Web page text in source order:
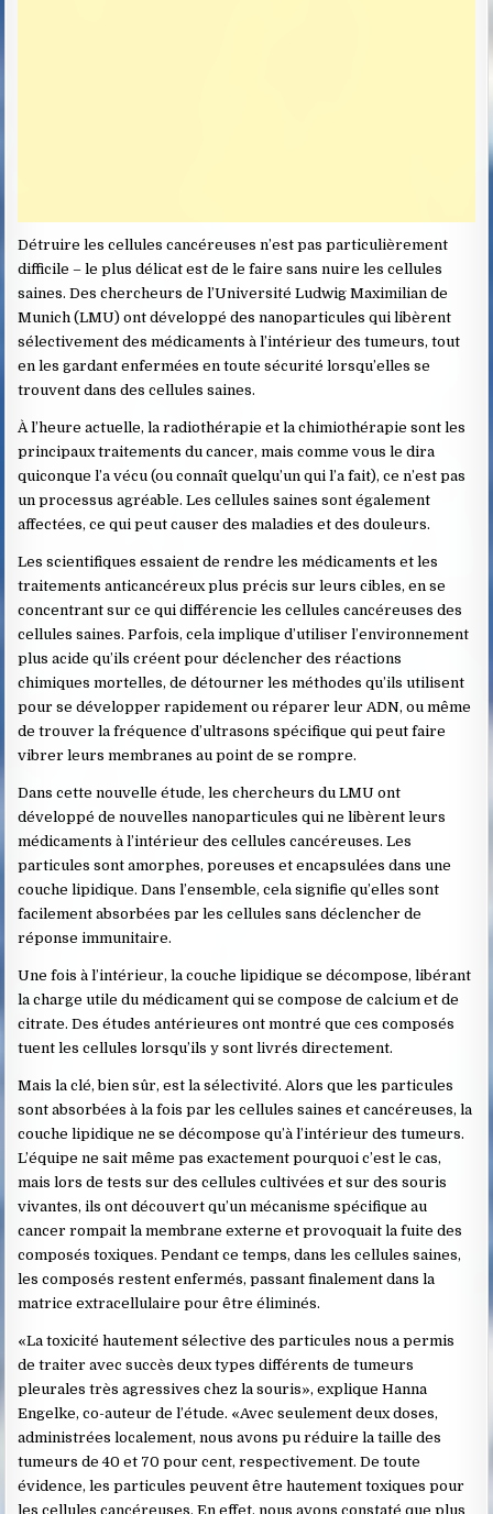
Détruire les cellules cancéreuses n’est pas particulièrement
difficile – le plus délicat est de le faire sans nuire les cellules
saines. Des chercheurs de l’Université Ludwig Maximilian de
Munich (LMU) ont développé des nanoparticules qui libèrent
sélectivement des médicaments à l’intérieur des tumeurs, tout
en les gardant enfermées en toute sécurité lorsqu’elles se
trouvent dans des cellules saines.
À l’heure actuelle, la radiothérapie et la chimiothérapie sont les
principaux traitements du cancer, mais comme vous le dira
quiconque l’a vécu (ou connaît quelqu’un qui l’a fait), ce n’est pas
un processus agréable. Les cellules saines sont également
affectées, ce qui peut causer des maladies et des douleurs.
Les scientifiques essaient de rendre les médicaments et les
traitements anticancéreux plus précis sur leurs cibles, en se
concentrant sur ce qui différencie les cellules cancéreuses des
cellules saines. Parfois, cela implique d’utiliser l’environnement
plus acide qu’ils créent pour déclencher des réactions
chimiques mortelles, de détourner les méthodes qu’ils utilisent
pour se développer rapidement ou réparer leur ADN, ou même
de trouver la fréquence d’ultrasons spécifique qui peut faire
vibrer leurs membranes au point de se rompre.
Dans cette nouvelle étude, les chercheurs du LMU ont
développé de nouvelles nanoparticules qui ne libèrent leurs
médicaments à l’intérieur des cellules cancéreuses. Les
particules sont amorphes, poreuses et encapsulées dans une
couche lipidique. Dans l’ensemble, cela signifie qu’elles sont
facilement absorbées par les cellules sans déclencher de
réponse immunitaire.
Une fois à l’intérieur, la couche lipidique se décompose, libérant
la charge utile du médicament qui se compose de calcium et de
citrate. Des études antérieures ont montré que ces composés
tuent les cellules lorsqu’ils y sont livrés directement.
Mais la clé, bien sûr, est la sélectivité. Alors que les particules
sont absorbées à la fois par les cellules saines et cancéreuses, la
couche lipidique ne se décompose qu’à l’intérieur des tumeurs.
L’équipe ne sait même pas exactement pourquoi c’est le cas,
mais lors de tests sur des cellules cultivées et sur des souris
vivantes, ils ont découvert qu’un mécanisme spécifique au
cancer rompait la membrane externe et provoquait la fuite des
composés toxiques. Pendant ce temps, dans les cellules saines,
les composés restent enfermés, passant finalement dans la
matrice extracellulaire pour être éliminés.
«La toxicité hautement sélective des particules nous a permis
de traiter avec succès deux types différents de tumeurs
pleurales très agressives chez la souris», explique Hanna
Engelke, co-auteur de l’étude. «Avec seulement deux doses,
administrées localement, nous avons pu réduire la taille des
tumeurs de 40 et 70 pour cent, respectivement. De toute
évidence, les particules peuvent être hautement toxiques pour
les cellules cancéreuses. En effet, nous avons constaté que plus